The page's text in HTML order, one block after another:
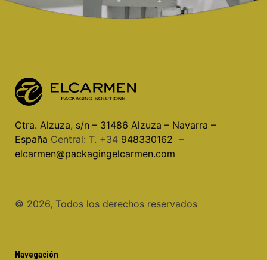
Ctra. Alzuza, s/n – 31486 Alzuza – Navarra –
España Central: T. +34 948330162 –
elcarmen@packagingelcarmen.com
©️ 2026, Todos los derechos reservados
Navegación